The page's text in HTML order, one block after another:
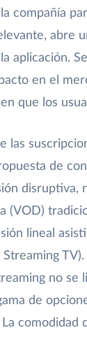
compañía
abre
aplicación.
en el
que los
las
de
disruptiva,
(VOD)
lineal
no se
de
comodidad